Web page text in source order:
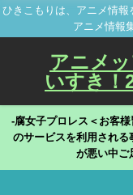
ひきこもりは、アニメ情報
アニメ情報
アニメ
いすき！
-腐女子プロレス＜お客
のサービスを利用され
が悪い中ご